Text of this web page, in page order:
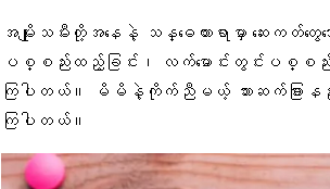
အမျိုးသမီး တို့အနေနဲ့ သန္ဓေတားရာမှာ ဆေးကတ်တွ
ပစ္စည်းထည့်ခြင်း၊ လက်မောင်းတွင်းပစ္စည်
ကြပါတယ်။ မိမိနဲ့ကိုက်ညီမယ့် သားဆက်ခြား
ကြပါတယ်။